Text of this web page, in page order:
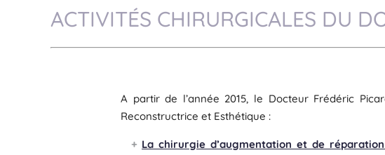
ACTIVITÉS CHIRURGICALES DU
A partir de l’année 2015, le Docteur Frédéric
Reconstructrice et Esthétique :
La chirurgie d’augmentation et de